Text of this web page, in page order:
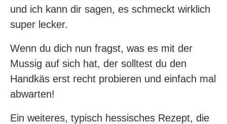
und ich kann dir sagen, es schmeckt wirklich
super lecker.
Wenn du dich nun fragst, was es mit der
Mussig auf sich hat, der solltest du den
Handkäs erst recht probieren und einfach mal
abwarten!
Ein weiteres, typisch hessisches Rezept, die